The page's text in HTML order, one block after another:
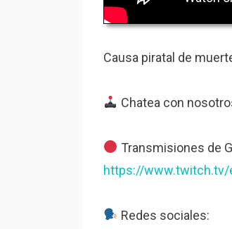
Causa piratal de
Chatea con
Transmisiones de
https://www.twitch.tv/
Redes sociales: